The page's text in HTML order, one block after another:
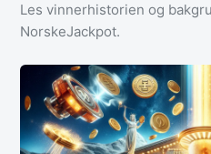
Les vinnerhistorien og
NorskeJackpot.